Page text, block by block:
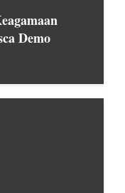
Demo